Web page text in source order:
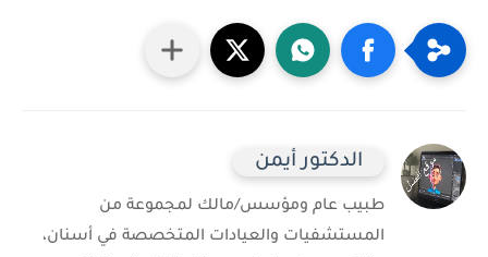
الدكتور أيمن
طبيب عام ومؤسس/مالك لمجموعة من
المستشفيات والعيادات المتخصصة في أسنان،